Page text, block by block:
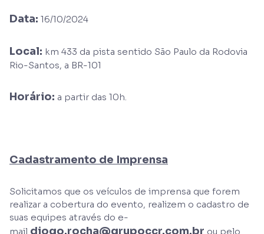
Data: 16/10/2024
Local: km 433 da pista sentido São Paulo da Rodovia
Rio-Santos, a BR-101
Horário: a partir das 10h.
Cadastramento de Imprensa
Solicitamos que os veículos de imprensa que forem
realizar a cobertura do evento, realizem o cadastro de
suas equipes através do e-
mail diogo.rocha@grupoccr.com.br ou pelo